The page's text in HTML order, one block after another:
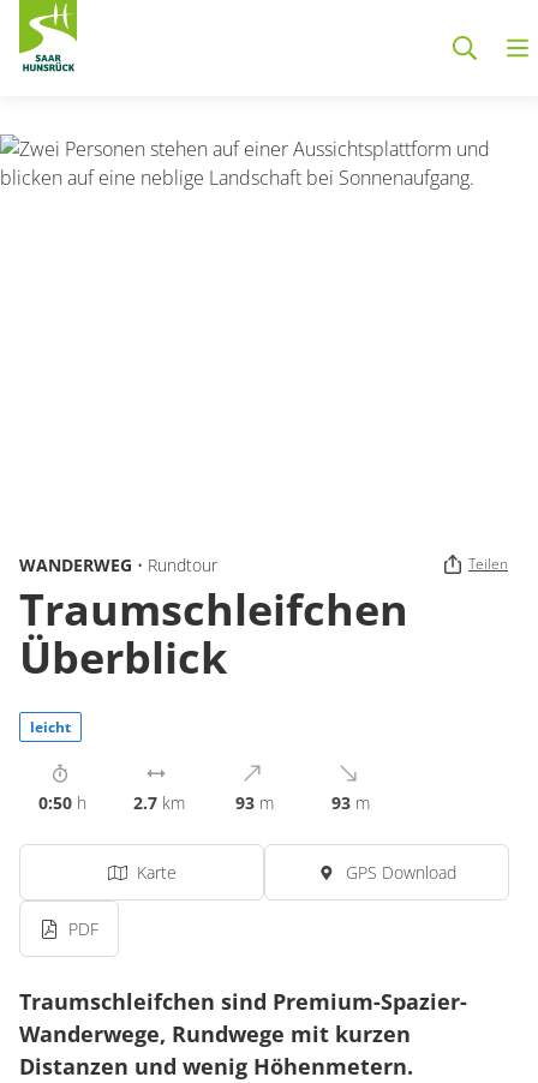
WANDERWEG • Rundtour Teilen
Traumschleifchen
Überblick
leicht
0:50 h 2.7 km 93 m 93 m
Karte GPS Download
PDF
Traumschleifchen sind Premium-Spazier-
Wanderwege, Rundwege mit kurzen
Distanzen und wenig Höhenmetern.